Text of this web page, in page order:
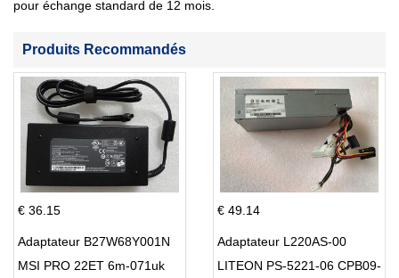
pour échange standard de 12 mois.
Produits Recommandés
€ 36.15
Adaptateur B27W68Y001N
MSI PRO 22ET 6m-071uk
€ 49.14
Adaptateur L220AS-00
LITEON PS-5221-06 CPB09-